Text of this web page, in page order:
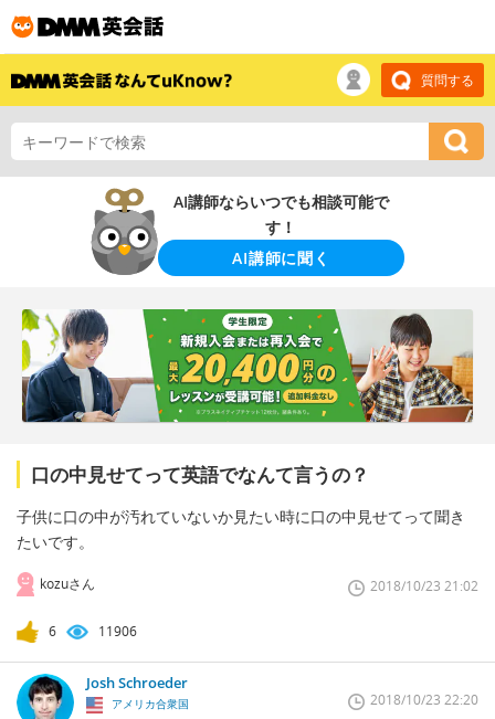
質問する
AI講師ならいつでも相談可能で
す！
AI講師に聞く
口の中見せてって英語でなんて言うの？
子供に口の中が汚れていないか見たい時に口の中見せてって聞き
たいです。
kozuさん 2018/10/23 21:02
6 11906
Josh Schroeder
アメリカ合衆国 2018/10/23 22:20